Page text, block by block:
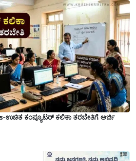
ಏಪ್ರಿಲ್...
ಉಚಿತ ಕಂಪ್ಯೂಟರ್ ಕಲಿಕಾ ತರಬೇತಿಗೆ ಅರ್ಜಿ